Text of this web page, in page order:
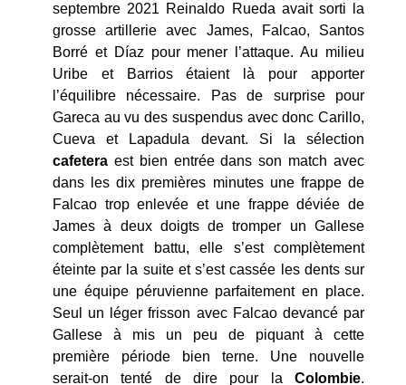
septembre 2021 Reinaldo Rueda avait sorti la
grosse artillerie avec James, Falcao, Santos
Borré et Díaz pour mener l’attaque. Au milieu
Uribe et Barrios étaient là pour apporter
l’équilibre nécessaire. Pas de surprise pour
Gareca au vu des suspendus avec donc Carillo,
Cueva et Lapadula devant. Si la sélection
cafetera est bien entrée dans son match avec
dans les dix premières minutes une frappe de
Falcao trop enlevée et une frappe déviée de
James à deux doigts de tromper un Gallese
complètement battu, elle s’est complètement
éteinte par la suite et s’est cassée les dents sur
une équipe péruvienne parfaitement en place.
Seul un léger frisson avec Falcao devancé par
Gallese à mis un peu de piquant à cette
première période bien terne. Une nouvelle
serait-on tenté de dire pour la Colombie.